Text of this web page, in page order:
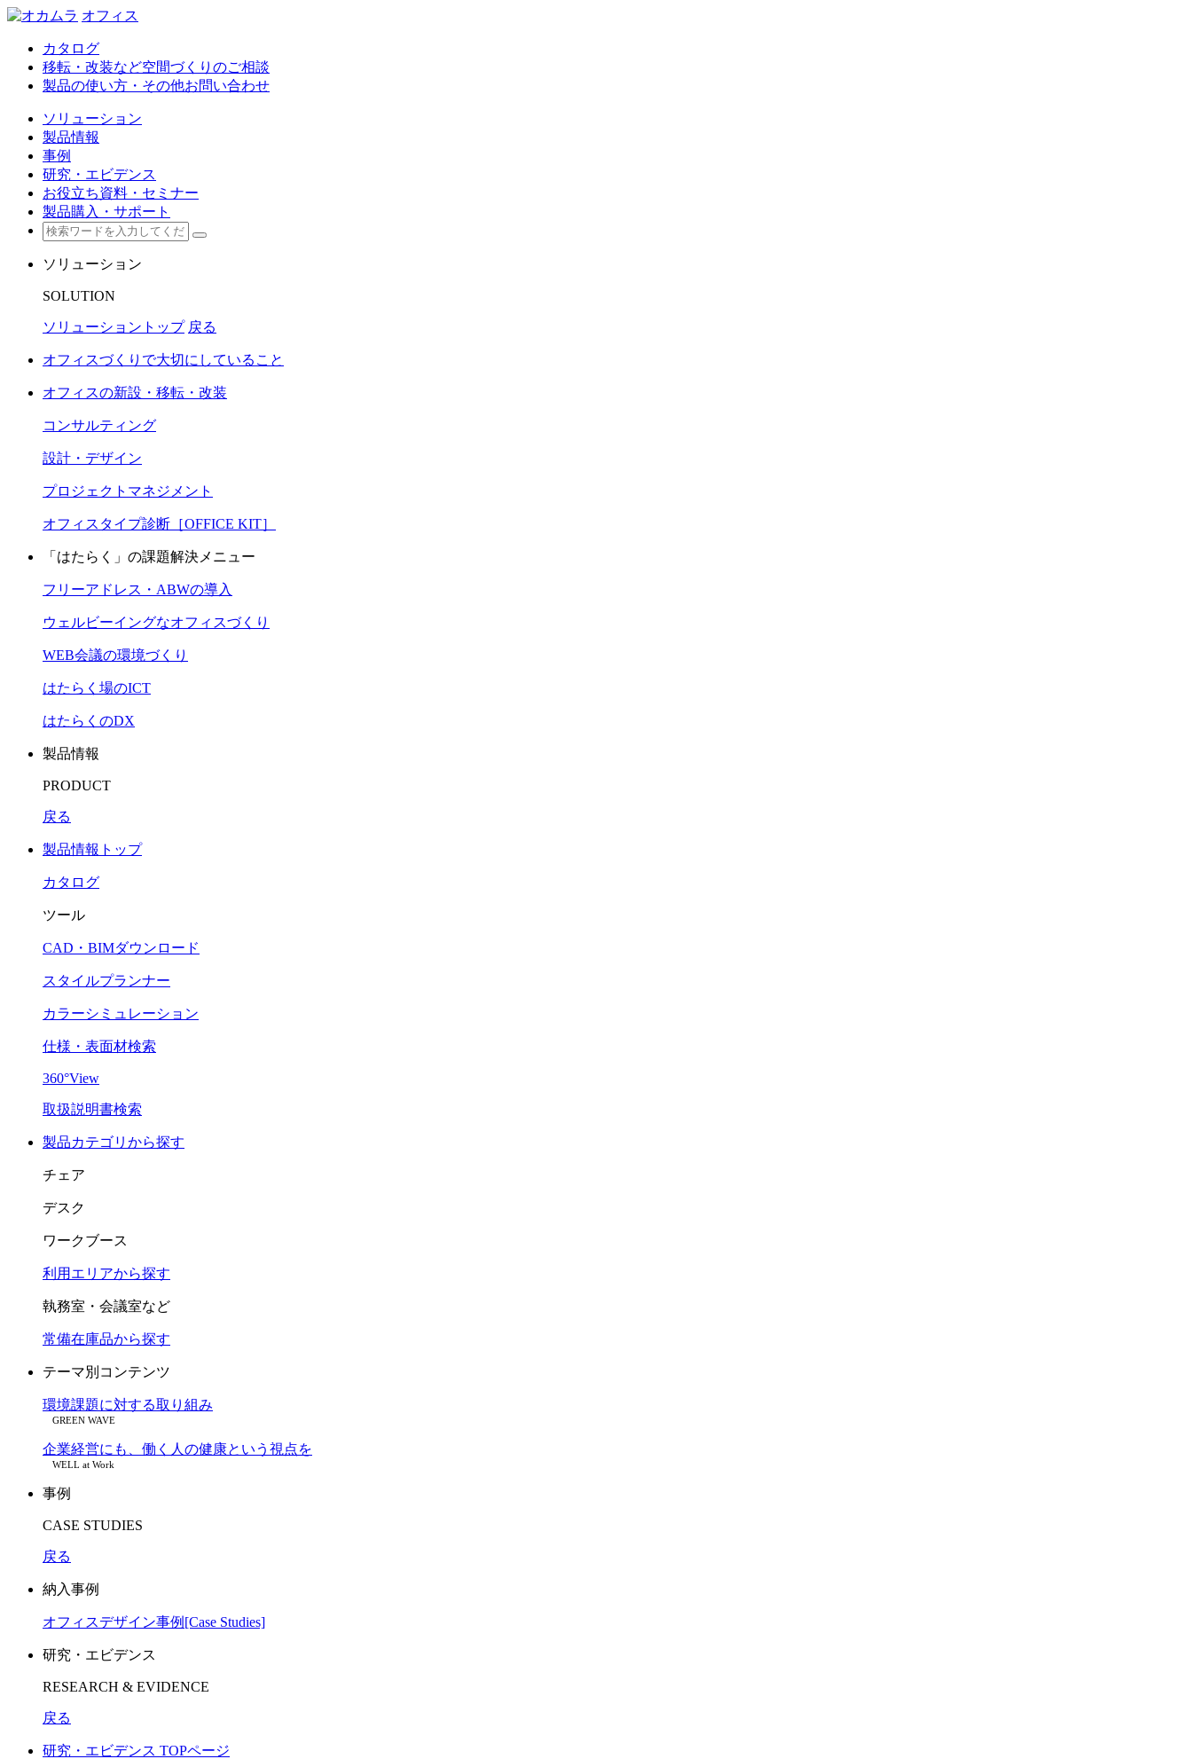
オフィス
カタログ
移転・改装など空間づくりのご相談
製品の使い方・その他お問い合わせ
ソリューション
製品情報
事例
研究・エビデンス
お役立ち資料・セミナー
製品購入・サポート
ソリューション
SOLUTION
ソリューショントップ 戻る
オフィスづくりで大切にしていること
オフィスの新設・移転・改装
コンサルティング
設計・デザイン
プロジェクトマネジメント
オフィスタイプ診断［OFFICE KIT］
「はたらく」の課題解決メニュー
フリーアドレス・ABWの導入
ウェルビーイングなオフィスづくり
WEB会議の環境づくり
はたらく場のICT
はたらくのDX
製品情報
PRODUCT
戻る
製品情報トップ
カタログ
ツール
CAD・BIMダウンロード
スタイルプランナー
カラーシミュレーション
仕様・表面材検索
360°View
取扱説明書検索
製品カテゴリから探す
チェア
デスク
ワークブース
利用エリアから探す
執務室・会議室など
常備在庫品から探す
テーマ別コンテンツ
環境課題に対する取り組み
GREEN WAVE
企業経営にも、働く人の健康という視点を
WELL at Work
事例
CASE STUDIES
戻る
納入事例
オフィスデザイン事例[Case Studies]
研究・エビデンス
RESEARCH & EVIDENCE
戻る
研究・エビデンス TOPページ